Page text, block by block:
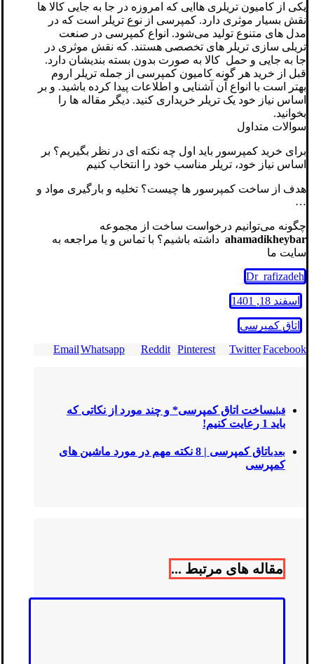
یکی از کامیون تریلری هاایی که امروزه در جا به جایی کالا ها
نقش بسیار موثری دارد. کمپرسی از نوع تریلر است که در
مدل های متنوع تولید می‌شود. انواع کمپرسی در صنعت
تریلی سازی تریلر های تخصصی هستند. که نقش موثری در
جا به جایی و حمل کالا به صورت بدون بسته بندیشان دارد.
قبل از خرید هر گونه کامیون کمپرسی از جمله تریلر اروم
بهتر است با انواع آن آشنایی و اطلاعات پیدا کرده باشید. و بر
اساس نیاز خود یک تریلر خریداری کنید. دیگر مقاله ها را
بخوانید.
سوالات متداول
برای خرید کمپرسور باید اول چه نکته ای در نظر بگیریم؟ بر
اساس نیاز خود، تریلر مناسب خود را انتخاب کنیم
هدف از ساخت کمپرسور ها چیست؟ تخلیه و بارگیری مواد و
…
چگونه می‌توانیم درخواست ساخت از مجموعه
ahamadikheybar داشته باشیم؟ با تماس و یا مراجعه به
سایت ما
Dr_rafizadeh
اسفند 18, 1401
اتاق کمپرسی
Facebook
Twitter
Pinterest
Reddit
Whatsapp
Email
قبلیساخت اتاق کمپرسی* و چند مورد از نکاتی که
باید 1 رعایت کنیم!
بعدی
اتاق کمپرسی | 8 نکته مهم در مورد ماشین های
کمپرسی
مقاله های مرتبط ...